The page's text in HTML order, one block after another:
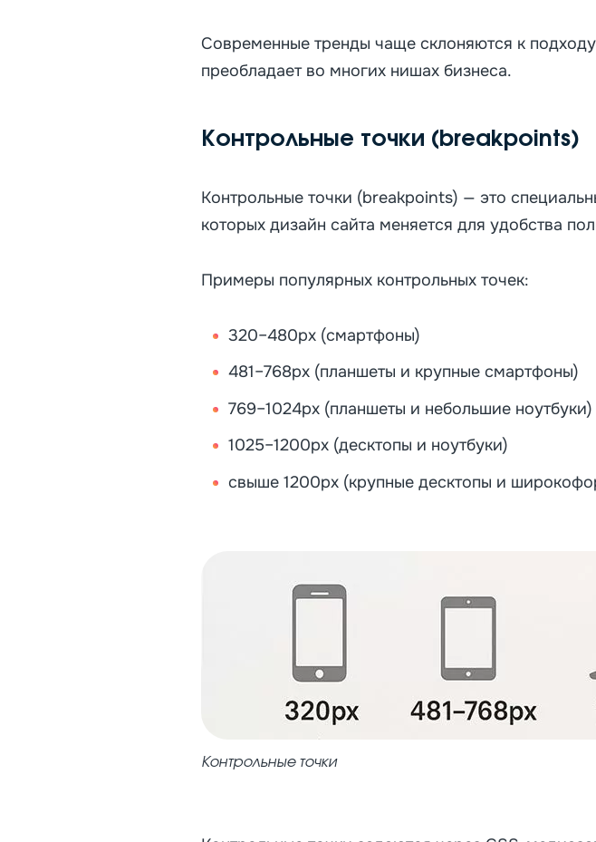
Современные тренды чаще склоняются к
преобладает во многих нишах бизнеса.
Контрольные точки (breakpoints)
Контрольные точки (breakpoints) — это
которых дизайн сайта меняется для удобства
Примеры популярных контрольных точек:
320–480px (смартфоны)
481–768px (планшеты и крупные смартфоны)
769–1024px (планшеты и небольшие ноутбуки)
1025–1200px (десктопы и ноутбуки)
свыше 1200px (крупные десктопы и
Контрольные точки